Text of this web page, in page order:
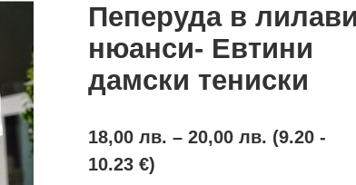
Пеперуда в лилави
нюанси- Евтини
дамски тениски
18,00 лв. – 20,00 лв. (9.20 -
10.23 €)